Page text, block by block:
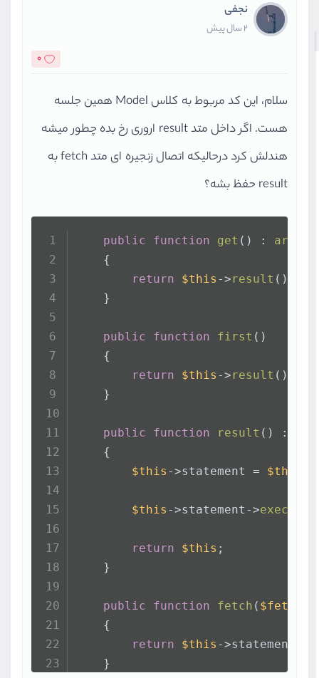
نجفی
2 سال پیش
0
سلام، این کد مربوط به کلاس Model همین جلسه
هست. اگر داخل متد result اروری رخ بده چطور میشه
هندلش کرد درحالیکه اتصال زنجیره ای متد fetch به
result حفظ بشه؟
public function get ( ) : array
    {
return
$this -> result ()->
    }
public function first ( )
    {
return
$this -> result ()->
    }
public function result ( ) :
    {
$this ->statement = $this
$this ->statement->execute
return $this ;
    }
public function fetch (
    {
return
$this ->statement->{
    }